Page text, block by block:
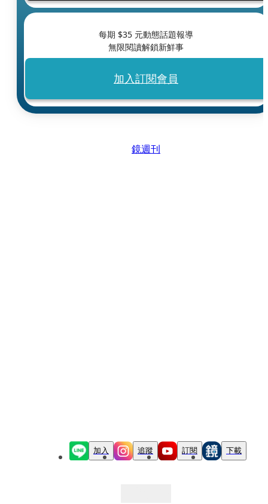
每期 $35 元動態話題報導
無限閱讀解鎖新鮮事
加入訂閱會員
鏡週刊
加入 追蹤 訂閱 下載